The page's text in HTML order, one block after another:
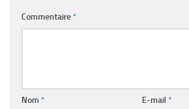
Commentaire*
Nom * E-mail *